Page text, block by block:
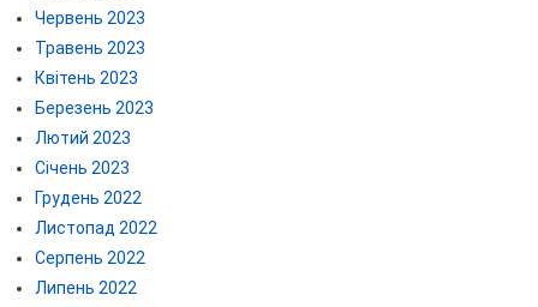
Червень 2023
Травень 2023
Квітень 2023
Березень 2023
Лютий 2023
Січень 2023
Грудень 2022
Листопад 2022
Серпень 2022
Липень 2022